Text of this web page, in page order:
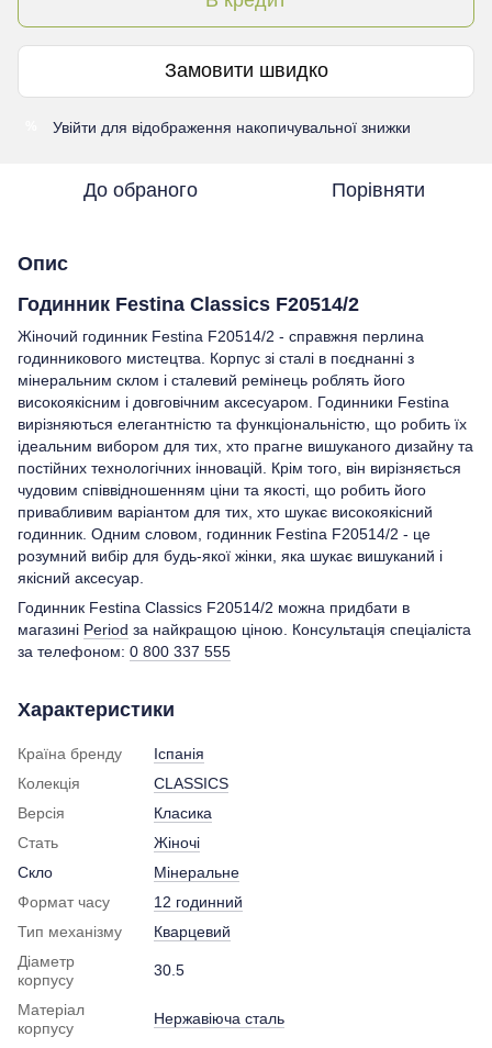
Замовити швидко
Увійти для відображення накопичувальної знижки
До обраного Порівняти
Опис
Годинник Festina Classics F20514/2
Жіночий годинник Festina F20514/2 - справжня перлина
годинникового мистецтва. Корпус зі сталі в поєднанні з
мінеральним склом і сталевий ремінець роблять його
високоякісним і довговічним аксесуаром. Годинники Festina
вирізняються елегантністю та функціональністю, що робить їх
ідеальним вибором для тих, хто прагне вишуканого дизайну та
постійних технологічних інновацій. Крім того, він вирізняється
чудовим співвідношенням ціни та якості, що робить його
привабливим варіантом для тих, хто шукає високоякісний
годинник. Одним словом, годинник Festina F20514/2 - це
розумний вибір для будь-якої жінки, яка шукає вишуканий і
якісний аксесуар.
Годинник Festina Classics F20514/2 можна придбати в
магазині Period за найкращою ціною. Консультація спеціаліста
за телефоном: 0 800 337 555
Характеристики
Країна бренду
Іспанія
Колекція
CLASSICS
Версія
Класика
Стать
Жіночі
Скло
Мінеральне
Формат часу
12 годинний
Тип механізму
Кварцевий
Діаметр
корпусу
30.5
Матеріал
корпусу
Нержавіюча сталь